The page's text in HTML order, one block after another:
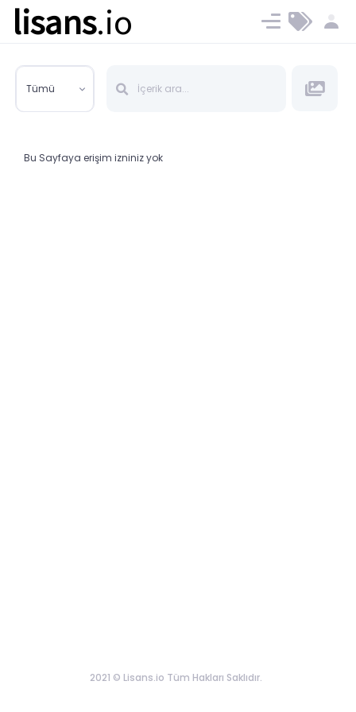
lisans.io Ücret ve Planlar
Tümü
Bu Sayfaya erişim izniniz yok
2021 © Lisans.io Tüm Hakları Saklıdır.